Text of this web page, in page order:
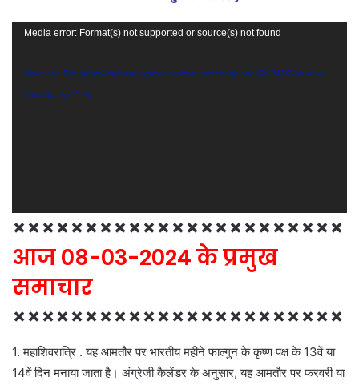
Video
Media error: Format(s) not supported or source(s) not found
Download File: https://think4unitynews.com/wp-content/uploads/2024/02/t4unews-
heading.mp4?_=1
×××××××××××××××××××××××
आज 08-03-2024 के प्रमुख
समाचार
×××××××××××××××××××××××
1. महाशिवरात्रि . यह आमतौर पर भारतीय महीने फाल्गुन के कृष्ण पक्ष के 13वें या
14वें दिन मनाया जाता है। अंग्रेजी कैलेंडर के अनुसार, यह आमतौर पर फरवरी या